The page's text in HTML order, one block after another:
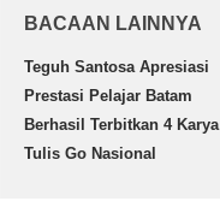
BACAAN LAINNYA
Teguh Santosa Apresiasi
Prestasi Pelajar Batam
Berhasil Terbitkan 4 Karya
Tulis Go Nasional